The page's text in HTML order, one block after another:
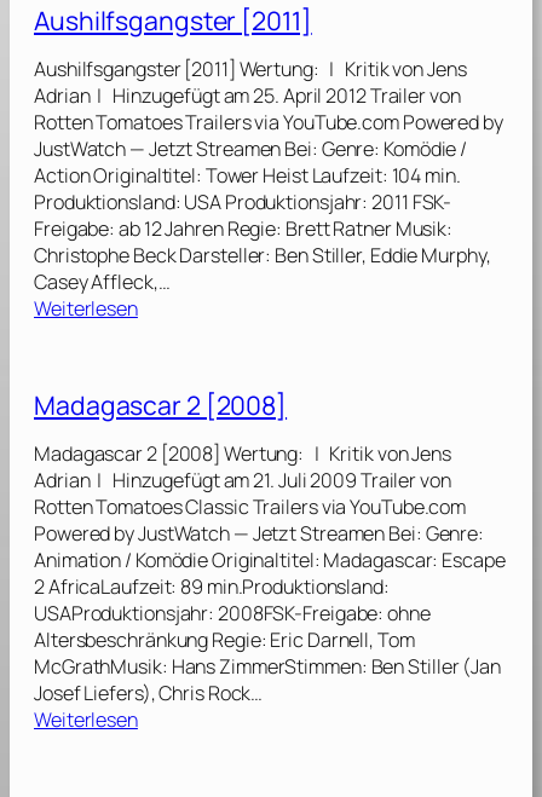
9
8
7
]
a
a
s
c
r
3
:
F
l
u
t
d
u
r
c
h
E
u
r
o
p
a
[
Aushilfsgangster [2011]
Aushilfsgangster [2011] Wertung: | Kritik von Jens
Adrian | Hinzugefügt am 25. April 2012 Trailer von
Rotten Tomatoes Trailers via YouTube.com Powered by
JustWatch — Jetzt Streamen Bei: Genre: Komödie /
Action Originaltitel: Tower Heist Laufzeit: 104 min.
Produktionsland: USA Produktionsjahr: 2011 FSK-
Freigabe: ab 12 Jahren Regie: Brett Ratner Musik:
Christophe Beck Darsteller: Ben Stiller, Eddie Murphy,
Casey Affleck,…
Weiterlesen:
h
l
f
s
g
a
n
g
s
t
e
r
Madagascar 2 [2008]
Madagascar 2 [2008] Wertung: | Kritik von Jens
Adrian | Hinzugefügt am 21. Juli 2009 Trailer von
Rotten Tomatoes Classic Trailers via YouTube.com
Powered by JustWatch — Jetzt Streamen Bei: Genre:
Animation / Komödie Originaltitel: Madagascar: Escape
2 AfricaLaufzeit: 89 min.Produktionsland:
USAProduktionsjahr: 2008FSK-Freigabe: ohne
Altersbeschränkung Regie: Eric Darnell, Tom
McGrathMusik: Hans ZimmerStimmen: Ben Stiller (Jan
Josef Liefers), Chris Rock…
Weiterlesen: